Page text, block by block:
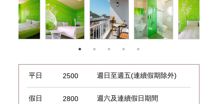
平日 2500 週日至週五(連續假期除外)
假日 2800 週六及連續假日期間